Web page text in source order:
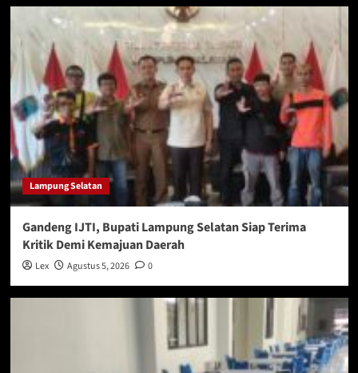
Lampung Selatan
Gandeng IJTI, Bupati Lampung Selatan Siap Terima
Kritik Demi Kemajuan Daerah
Lex Agustus 5, 2026 0